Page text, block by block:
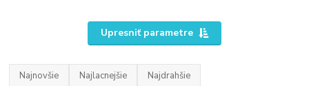
Upresniť parametre
Najnovšie Najlacnejšie Najdrahšie